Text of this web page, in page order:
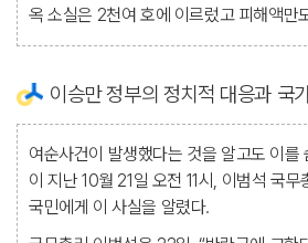
옥 소실은 2천여 호에 이르렀고 피해액만
이승만 정부의 정치적 대응과 국
여순사건이 발생했다는 것을 알고도 이를
이 지난 10월 21일 오전 11시, 이범석 국
국민에게 이 사실을 알렸다.